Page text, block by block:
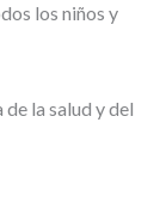
los niños y
la salud y del